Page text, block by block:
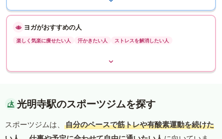
ヨガがおすすめの人
楽しく気楽に痩せたい人 汗かきたい人 ストレスを解消したい人
光明寺駅のスポーツジムを探す
スポーツジムは、
自分のペースで筋トレや有酸素運動を続けた